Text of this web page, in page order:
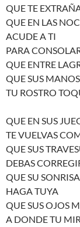
QUE TE
QUE EN LAS
ACUDE A TI
PARA
QUE ENTRE
QUE SUS
TU ROSTRO
QUE EN SUS
TE VUELVAS
QUE SUS
DEBAS
QUE SU
HAGA TUYA
QUE SUS OJOS
A DONDE TU